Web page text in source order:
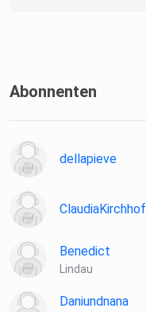
Abonnenten
dellapieve
ClaudiaKirchhof
Benedict
Lindau
Daniundnana